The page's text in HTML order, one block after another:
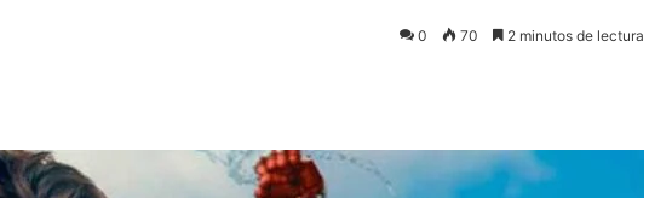
0 70 2 minutos de lectura